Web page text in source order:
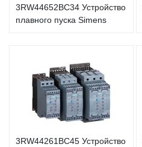
3RW44652BC34 Устройство
плавного пуска Simens
3RW44261BC45 Устройство